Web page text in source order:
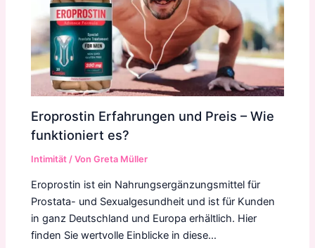
Eroprostin Erfahrungen und Preis – Wie
funktioniert es?
Intimität / VonGreta Müller
Eroprostin ist ein Nahrungsergänzungsmittel für
Prostata- und Sexualgesundheit und ist für Kunden
in ganz Deutschland und Europa erhältlich. Hier
finden Sie wertvolle Einblicke in diese…